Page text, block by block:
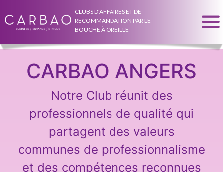
CLUBS D'AFFAIRES ET DE
RECOMMANDATION PAR LE
BOUCHE À OREILLE
CARBAO ANGERS
Notre Club réunit des
professionnels de qualité qui
partagent des valeurs
communes de professionnalisme
et des compétences reconnues